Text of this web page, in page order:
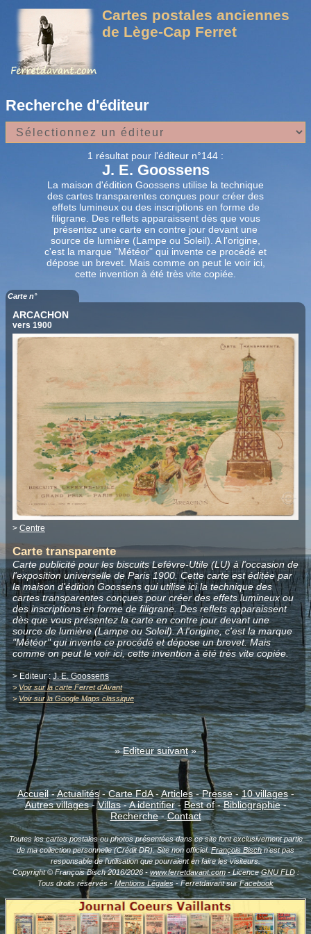
Cartes postales anciennes
de Lège-Cap Ferret
Recherche d'éditeur
1 résultat pour l'éditeur n°144 :
J. E. Goossens
La maison d'édition Goossens utilise la technique
des cartes transparentes conçues pour créer des
effets lumineux ou des inscriptions en forme de
filigrane. Des reflets apparaissent dès que vous
présentez une carte en contre jour devant une
source de lumière (Lampe ou Soleil). A l'origine,
c'est la marque "Météor" qui invente ce procédé et
dépose un brevet. Mais comme on peut le voir ici,
cette invention à été très vite copiée.
Carte n°
ARCACHON
vers 1900
> Centre
Carte transparente
Carte publicité pour les biscuits Lefévre-Utile (LU) à l'occasion de
l'exposition universelle de Paris 1900. Cette carte est éditée par
la maison d'édition Goossens qui utilise ici la technique des
cartes transparentes conçues pour créer des effets lumineux ou
des inscriptions en forme de filigrane. Des reflets apparaissent
dès que vous présentez la carte en contre jour devant une
source de lumière (Lampe ou Soleil). A l'origine, c'est la marque
"Météor" qui invente ce procédé et dépose un brevet. Mais
comme on peut le voir ici, cette invention à été très vite copiée.
> Editeur :J. E. Goossens
>Voir sur la carte Ferret d'Avant
> Voir sur la Google Maps classique
»Editeur suivant»
Accueil-Actualités-Carte FdA-Articles-Presse- 10 villages-
Autres villages-Villas-A identifier- Best of-Bibliographie-
Recherche-Contact
Toutes les cartes postales ou photos présentées dans ce site font exclusivement partie
de ma collection personnelle (Crédit DR). Site non officiel.François Bischn'est pas
responsable de l'utilisation que pourraient en faire les visiteurs.
Copyright © François Bisch 2016/2026 -www.ferretdavant.com- LicenceGNU FLD:
Tous droits réservés - Mentions Légales- Ferretdavant surFacebook